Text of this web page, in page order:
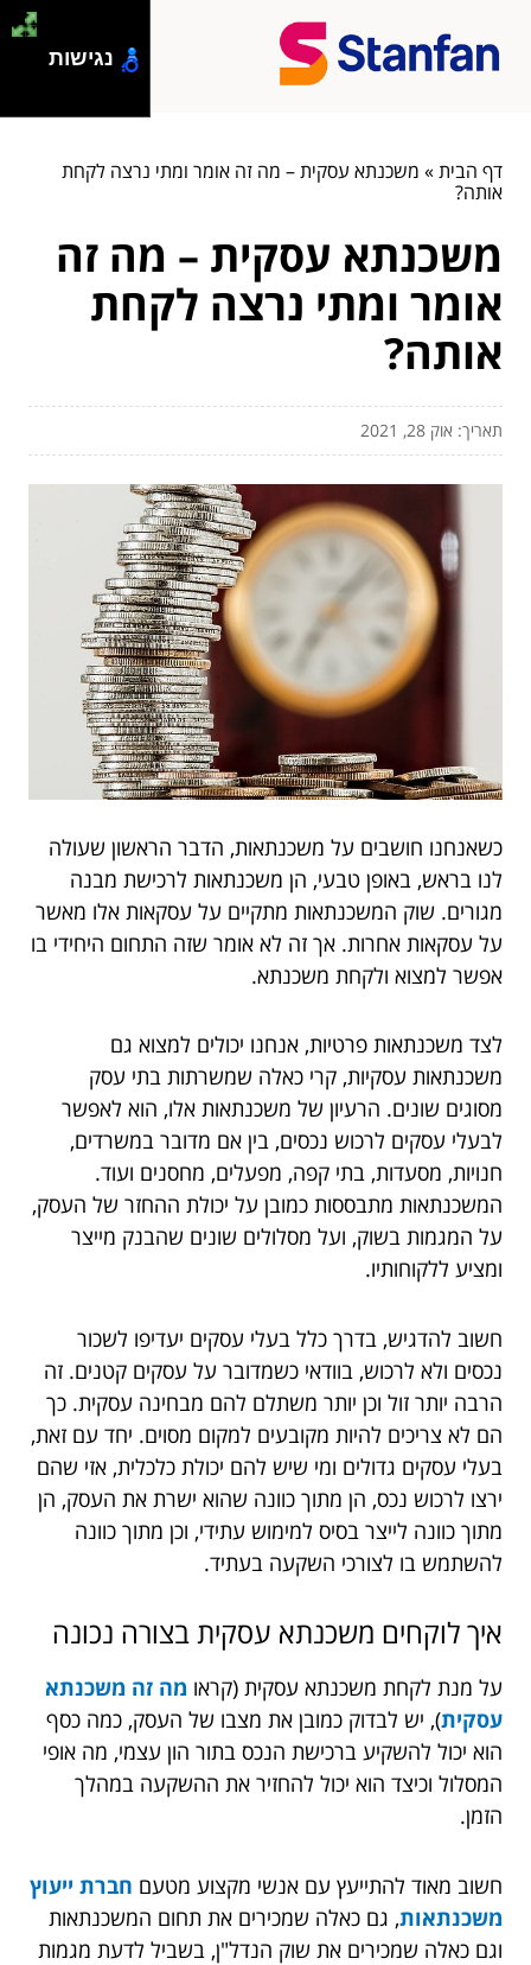
דף הבית» משכנתא עסקית – מה זה אומר ומתי נרצה לקחת
אותה?
משכנתא עסקית – מה זה
אומר ומתי נרצה לקחת
אותה?
תאריך: אוק 28, 2021
כשאנחנו חושבים על משכנתאות, הדבר הראשון שעולה
לנו בראש, באופן טבעי, הן משכנתאות לרכישת מבנה
מגורים. שוק המשכנתאות מתקיים על עסקאות אלו מאשר
על עסקאות אחרות. אך זה לא אומר שזה התחום היחידי בו
אפשר למצוא ולקחת משכנתא.
לצד משכנתאות פרטיות, אנחנו יכולים למצוא גם
משכנתאות עסקיות, קרי כאלה שמשרתות בתי עסק
מסוגים שונים. הרעיון של משכנתאות אלו, הוא לאפשר
לבעלי עסקים לרכוש נכסים, בין אם מדובר במשרדים,
חנויות, מסעדות, בתי קפה, מפעלים, מחסנים ועוד.
המשכנתאות מתבססות כמובן על יכולת ההחזר של העסק,
על המגמות בשוק, ועל מסלולים שונים שהבנק מייצר
ומציע ללקוחותיו.
חשוב להדגיש, בדרך כלל בעלי עסקים יעדיפו לשכור
נכסים ולא לרכוש, בוודאי כשמדובר על עסקים קטנים. זה
הרבה יותר זול וכן יותר משתלם להם מבחינה עסקית. כך
הם לא צריכים להיות מקובעים למקום מסוים. יחד עם זאת,
בעלי עסקים גדולים ומי שיש להם יכולת כלכלית, אזי שהם
ירצו לרכוש נכס, הן מתוך כוונה שהוא ישרת את העסק, הן
מתוך כוונה לייצר בסיס למימוש עתידי, וכן מתוך כוונה
להשתמש בו לצורכי השקעה בעתיד.
איך לוקחים משכנתא עסקית בצורה נכונה
על מנת לקחת משכנתא עסקית (קראו מה זה משכנתא
עסקית), יש לבדוק כמובן את מצבו של העסק, כמה כסף
הוא יכול להשקיע ברכישת הנכס בתור הון עצמי, מה אופי
המסלול וכיצד הוא יכול להחזיר את ההשקעה במהלך
הזמן.
חשוב מאוד להתייעץ עם אנשי מקצוע מטעם חברת ייעוץ
משכנתאות, גם כאלה שמכירים את תחום המשכנתאות
וגם כאלה שמכירים את שוק הנדל"ן, בשביל לדעת מגמות
נגישות